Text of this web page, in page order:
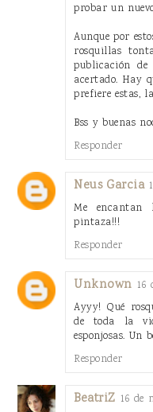
probar un
Aunque por
rosquillas
publicación
acertado. Hay
prefiere estas,
Bss y buenas
Responder
Neus Garcia
Me encantan
pintaza!!!
Responder
Unknown 16
Ayyy! Qué
de toda la
esponjosas. Un
Responder
BeatriZ 16 de